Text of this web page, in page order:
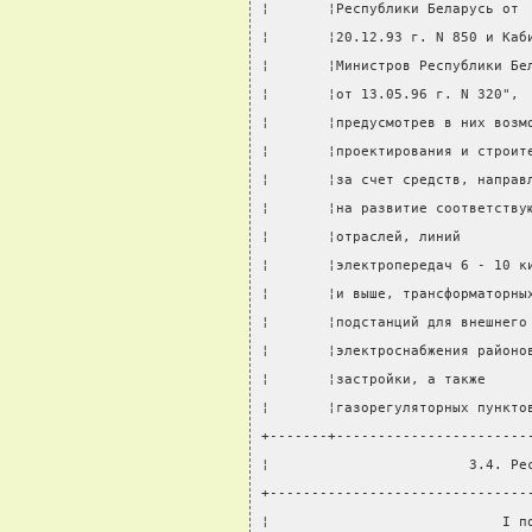
¦       ¦Республики
¦       ¦20.12.93 г. N 850
¦       ¦Министров
¦       ¦от 13.05.96 г. N
¦       ¦предусмотрев в
¦       ¦проектирования и
¦       ¦за счет средств,
¦       ¦на развитие
¦       ¦отраслей,
¦       ¦электропередач 6
¦       ¦и выше,
¦       ¦подстанций для
¦       ¦электроснабжения
¦       ¦застройки, а
¦
+-------
¦                        3.4.
¦                            I